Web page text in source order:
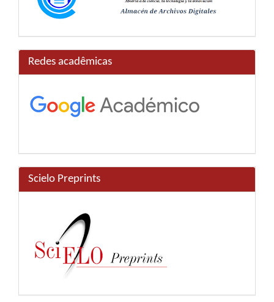
Redes acadêmicas
Scielo Preprints